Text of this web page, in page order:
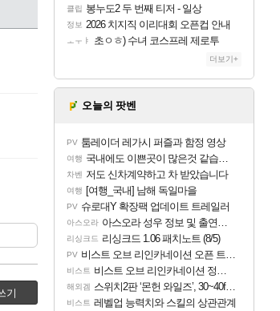
기
클립 봉누도2 두 번째 티저 - 일상
정보 2026 치지직 이리대회 오픈컵 안내
ㅗㅜㅑ 초ㅇㅎ) 수녀 코스프레 제로투
더보기+
오늘의 팟벤
PV 툼레이더 레가시 퍼즐과 함정 영상
여행 국내에도 이쁜곳이 많은것 같습니다
차벤 저도 신차계약하고 차 받았습니다
여행 [여행_국내] 남해 독일마을
PV 슈로대Y 확장팩 업데이트 트레일러
아스오라 아스오라 성우 정보 및 출연작 모음
리싱크드 리싱크드 1.06 패치노트 (8/5)
PV 비스트 오브 리인카네이션 오픈 트레일러
비스트 비스트 오브 리인카네이션 정보/공략글 모음
해외겜 스위치2판 ‘몬헌 와일즈’, 30~40fps 목표 추정
비스트 레벨업 능력치와 스킬의 상관관계